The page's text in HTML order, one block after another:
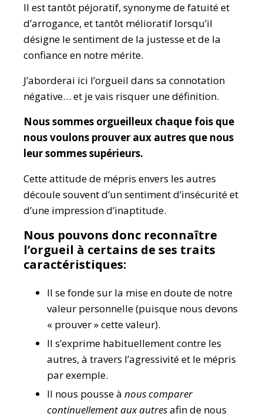
Il est tantôt péjoratif, synonyme de fatuité et
d’arrogance, et tantôt mélioratif lorsqu’il
désigne le sentiment de la justesse et de la
confiance en notre mérite.
J’aborderai ici l’orgueil dans sa connotation
négative… et je vais risquer une définition.
Nous sommes orgueilleux chaque fois que
nous voulons prouver aux autres que nous
leur sommes supérieurs.
Cette attitude de mépris envers les autres
découle souvent d’un sentiment d’insécurité et
d’une impression d’inaptitude.
Nous pouvons donc reconnaître
l’orgueil à certains de ses traits
caractéristiques:
Il se fonde sur la mise en doute de notre
valeur personnelle (puisque nous devons
« prouver » cette valeur).
Il s’exprime habituellement contre les
autres, à travers l’agressivité et le mépris
par exemple.
Il nous pousse à nous comparer
continuellement aux autresafin de nous